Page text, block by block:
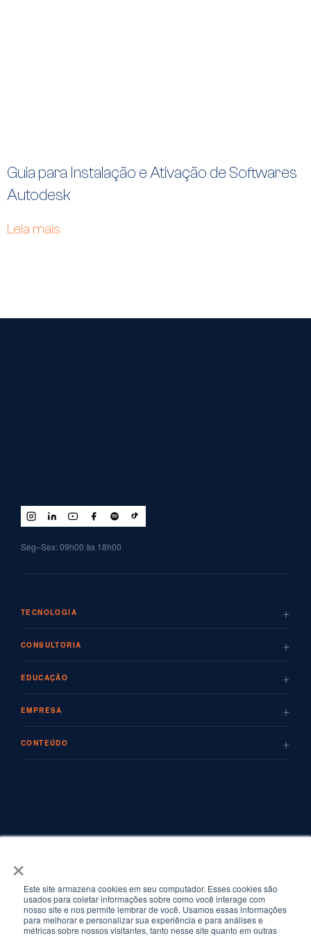
×
Este site armazena cookies em seu computador. Esses cookies são
usados para coletar informações sobre como você interage com
nosso site e nos permite lembrar de você. Usamos essas informações
para melhorar e personalizar sua experiência e para análises e
métricas sobre nossos visitantes, tanto nesse site quanto em outras
Guia para Instalação e Ativação de Softwares
Autodesk
Leia mais
Seg–Sex: 09h00 às 18h00
TECNOLOGIA +
CONSULTORIA +
EDUCAÇÃO +
EMPRESA +
CONTEÚDO +